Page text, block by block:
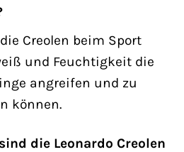
Creolen beim Sport
und Feuchtigkeit die
angreifen und zu
können.
die Leonardo Creolen